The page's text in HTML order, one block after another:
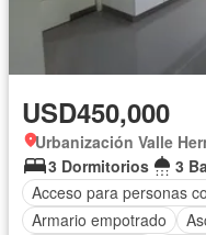
USD450,000
Urbanización Valle
3 Dormitorios
3
Acceso para personas
Armario empotrado